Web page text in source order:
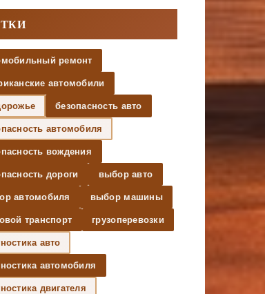
ремонт
автомобили
безопасность авто
автомобиля
вождения
дороги выбор авто
автомобиля выбор машины
транспорт грузоперевозки
авто
автомобиля
двигателя